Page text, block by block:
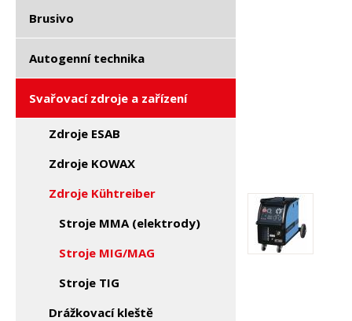
Brusivo
Autogenní technika
Svařovací zdroje a zařízení
Zdroje ESAB
Zdroje KOWAX
Zdroje Kühtreiber
Stroje MMA (elektrody)
Stroje MIG/MAG
Stroje TIG
Drážkovací kleště